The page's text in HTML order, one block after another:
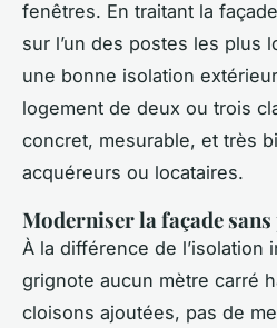
fenêtres. En traitant la
sur l’un des postes les plus
une bonne isolation
logement de deux ou trois
concret, mesurable, et très
acquéreurs ou locataires.
Moderniser la façade
À la différence de l’isolation
grignote aucun mètre carré
cloisons ajoutées, pas de